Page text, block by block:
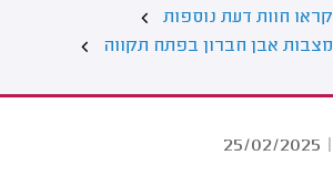
קראו חוות דעת נוספות
מצבות אבן חברון בפתח תקווה
|
25/02/2025